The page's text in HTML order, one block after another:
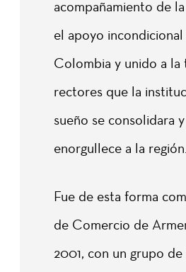
acompañamiento de
el apoyo
Colombia y unido a la
rectores que la
sueño se consolidara
enorgullece a la región.
Fue de esta forma
de Comercio de
2001, con un grupo